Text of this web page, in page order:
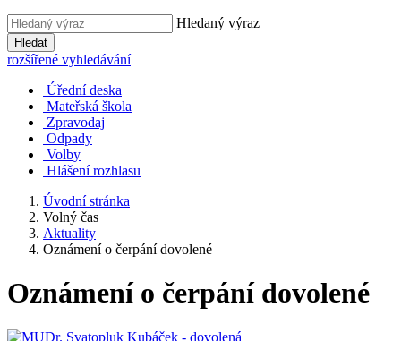
Hledaný výraz
Hledat
rozšířené vyhledávání
Úřední deska
Mateřská škola
Zpravodaj
Odpady
Volby
Hlášení rozhlasu
Úvodní stránka
Volný čas
Aktuality
Oznámení o čerpání dovolené
Oznámení o čerpání dovolené